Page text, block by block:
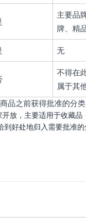
主要品
牌、精
无
不得在
属于其
品之前获得批准的分
放，主要适用于收藏
好处地归入需要批准的